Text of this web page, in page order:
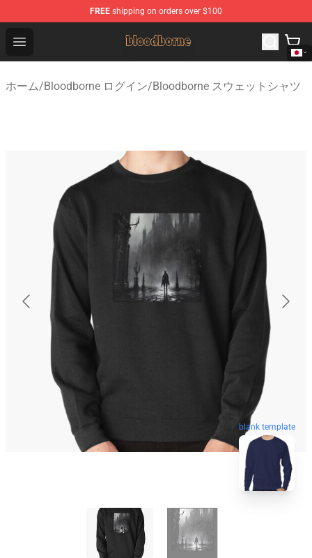
FREE shipping on orders over $100
Open menu
Bloodborne Shop - Official Bloodborne Merchandise
ホーム/Bloodborne ログイン/Bloodborne スウェットシャツ
blank template